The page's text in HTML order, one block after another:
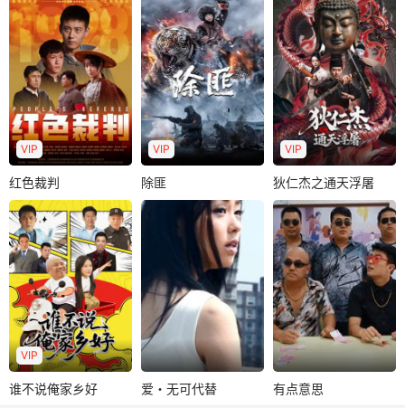
苏袀禾
邢瀚卿
张欣源
东南亚辛伽国的“躺
平青年”彭大翔，在
唐人街经营着一家
开锁店，每..
陈丽娜
周铁
当红女主播陈冰满
怀憧憬待嫁，本是
商界的才子佳人的
绝配，未婚夫却..
郑中玉
郭怡艳
施骏喆
啸西风双亲被害身
亡，从此一蹶不
振，整日借酒消
愁。妻子月蓉带着
女..
VIP
红色裁判
1928年初，工农革
命军在遂川建立了
工农兵政府，并设
立了裁判部..
红色裁判
VIP
除匪
赵炳锐
《除匪》改编自现
代作家曲波的作品
《林海雪原》，讲
述了东北民主联..
除匪
VIP
狄仁杰之通天浮屠
罗立群
许翔
张婉琳
唐载初年，位于郊
外校场倒塌的通天
浮屠残骸一夜之间
复活。天空中一..
狄仁杰之通天浮屠
VIP
谁不说俺家乡好
谁不说俺家乡好 爱・无可代替
爱・无可代替 有点意思
有点意思